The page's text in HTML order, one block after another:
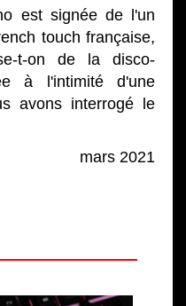
est signée de l'un
touch française,
t-on de la disco-
à l'intimité d'une
avons interrogé le
mars 2021